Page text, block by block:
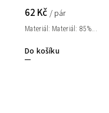
62 Kč / pár
Do košíku
Materiál: Materiál: 85%...